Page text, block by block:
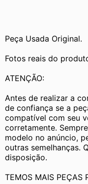
Peça Usada Original.
Fotos reais do
ATENÇÃO:
Antes de realizar a
de confiança se a
compatível com seu
corretamente.
modelo no anúncio,
outras semelhanças.
disposição.
TEMOS MAIS PEÇAS